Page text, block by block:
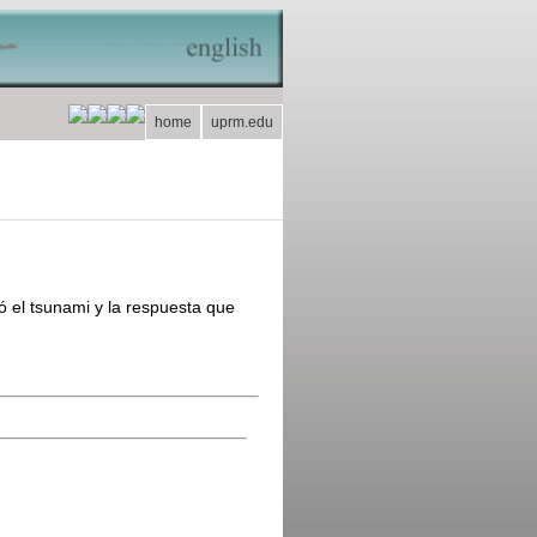
uprm.edu
home
el tsunami y la respuesta que